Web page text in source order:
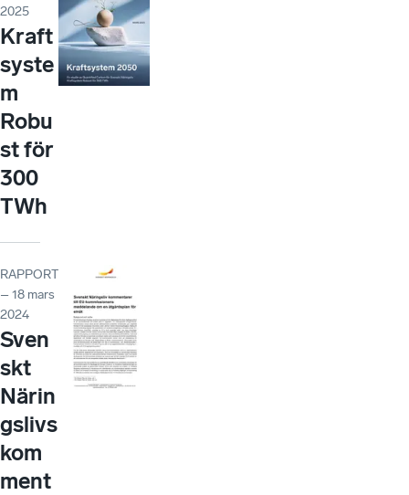
2025
Kraft
syste
m
Robu
st för
300
TWh
RAPPORT
– 18 mars
2024
Sven
skt
Närin
gslivs
kom
ment